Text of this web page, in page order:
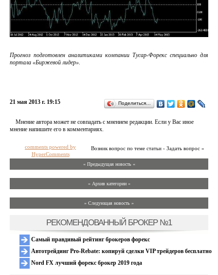
Прогноз подготовлен аналитиками компании Тусар-Форекс специально для
портала «Биржевой лидер».
21 мая 2013 г. 19:15 Поделиться…
Мнение автора может не совпадать с мнением редакции. Если у Вас иное
мнение напишите его в комментариях.
Возник вопрос по теме статьи - Задать вопрос »
comments powered by
HyperComments
« Предыдущая новость «
» Архив категории «
» Следующая новость »
РЕКОМЕНДОВАННЫЙ БРОКЕР №1
Самый правдивый рейтинг брокеров форекс
Автотрейдинг Pro-Rebate: копируй сделки VIP трейдеров бесплатно
Nord FX лучший форекс брокер 2019 года